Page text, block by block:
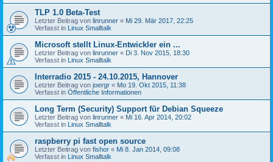
TLP 1.0 Beta-Test
Letzter Beitrag von linrunner « Mi 29. Mär 2017, 22:25
Verfasst in Linux Smalltalk
Microsoft stellt Linux-Entwickler ein ...
Letzter Beitrag von linrunner « Di 3. Nov 2015, 18:30
Verfasst in Linux Smalltalk
Interradio 2015 - 24.10.2015, Hannover
Letzter Beitrag von joergr « Mo 19. Okt 2015, 11:38
Verfasst in Öffentliche Informationen
Long Term (Security) Support für Debian Squeeze
Letzter Beitrag von linrunner « Mi 16. Apr 2014, 20:02
Verfasst in Linux Smalltalk
raspberry pi fast open source
Letzter Beitrag von fishor « Mi 8. Jan 2014, 09:08
Verfasst in Linux Smalltalk